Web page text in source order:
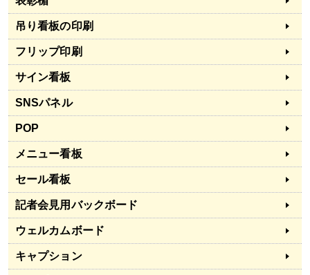
吊り看板の印刷
フリップ印刷
サイン看板
SNSパネル
POP
メニュー看板
セール看板
記者会見用バックボード
ウェルカムボード
キャプション